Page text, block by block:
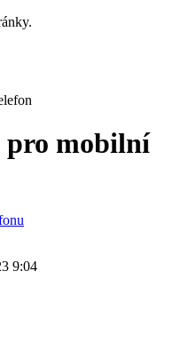
pro mobilní
9:04